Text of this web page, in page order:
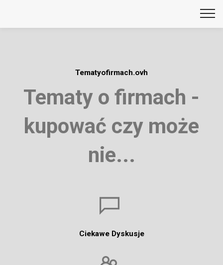
Tematyofirmach.ovh
Tematy o firmach -
kupować czy może
nie...
Ciekawe Dyskusje